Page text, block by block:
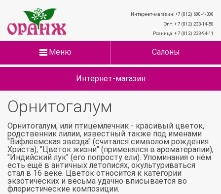
Интернет-магазин: +7 (812) 600-4-300
Опт: + 7 (812) 233-14-50
Розница: + 7 (812) 233-94-11
Меню Салоны
Интернет-магазин
Орнитогалум
Орнитогалум, или птицемлечник - красивый цветок,
родственник лилии, известный также под именами
"Вифлеемская звезда" (считался символом рождения
Христа), "Цветок жизни" (применялся в ароматерапии),
"Индийский лук" (его попросту ели). Упоминания о нём
есть ещё в античных летописях, окультуриваться
стал в 16 веке. Цветок относится к категории
экзотических и весьма удачно вписывается во
флористические композиции.